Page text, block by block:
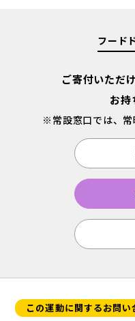
フード
ご寄付いただ
お持
※常設窓口では、常
この運動に関するお問い